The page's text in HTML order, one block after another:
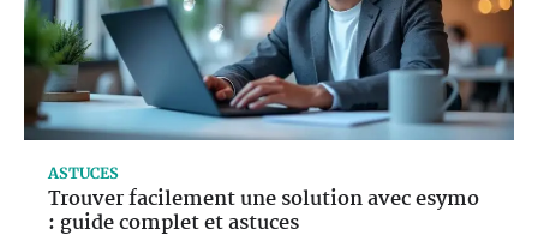
ASTUCES
Trouver facilement une solution avec esymo
: guide complet et astuces